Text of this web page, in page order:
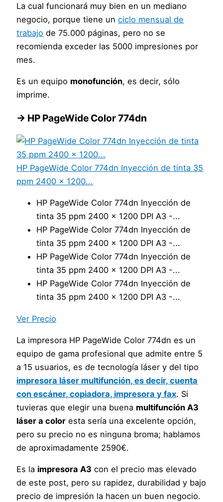
La cual funcionará muy bien en un mediano
negocio, porque tiene unciclo mensual de
trabajo de 75.000 páginas, pero no se
recomienda exceder las 5000 impresiones por
mes.
Es un equipo monofunción, es decir, sólo
imprime.
→ HP PageWide Color 774dn
HP PageWide Color 774dn Inyección de tinta 35
ppm 2400 x 1200...
HP PageWide Color 774dn Inyección de
tinta 35 ppm 2400 x 1200 DPI A3 -...
HP PageWide Color 774dn Inyección de
tinta 35 ppm 2400 x 1200 DPI A3 -...
HP PageWide Color 774dn Inyección de
tinta 35 ppm 2400 x 1200 DPI A3 -...
HP PageWide Color 774dn Inyección de
tinta 35 ppm 2400 x 1200 DPI A3 -...
Ver Precio
La impresora HP PageWide Color 774dn es un
equipo de gama profesional que admite entre 5
a 15 usuarios, es de tecnología láser y del tipo
impresora láser multifunción, es decir, cuenta
con escáner, copiadora, impresora y fax. Si
tuvieras que elegir una buena multifunción A3
láser a color esta sería una excelente opción,
pero su precio no es ninguna broma; hablamos
de aproximadamente 2590€.
Es la impresora A3 con el precio mas elevado
de este post, pero su rapidez, durabilidad y bajo
precio de impresión la hacen un buen negocio.